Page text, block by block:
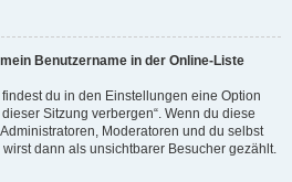
Benutzername in der Online-Liste
du in den Einstellungen eine Option
Sitzung verbergen“. Wenn du diese
Moderatoren und du selbst
dann als unsichtbarer Besucher gezählt.